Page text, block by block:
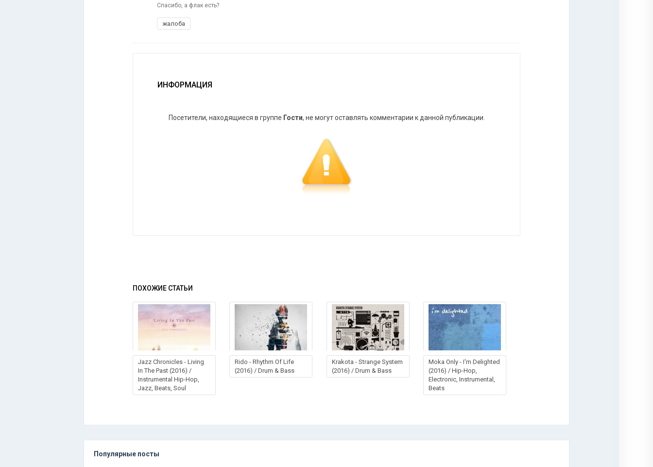
Спасибо, а флак есть?
жалоба
ИНФОРМАЦИЯ
Посетители, находящиеся в группе Гости, не могут оставлять комментарии к данной публикации.
ПОХОЖИЕ СТАТЬИ
Jazz Chronicles - Living
In The Past (2016) /
Instrumental Hip-Hop,
Jazz, Beats, Soul
Rido - Rhythm Of Life
(2016) / Drum & Bass
Krakota - Strange System
(2016) / Drum & Bass
Moka Only - I'm Delighted
(2016) / Hip-Hop,
Electronic, Instrumental,
Beats
Популярные посты